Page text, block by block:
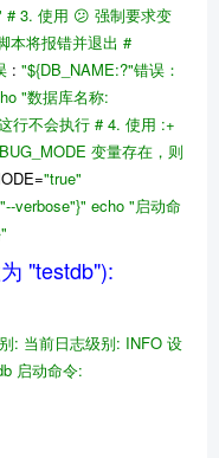
# 3. 使用 😕 强制要求变
本将报错并退出 #
: "${DB_NAME:?"错误：
"数据库名称:
行不会执行 # 4. 使用 :+
变量存在，则
"true"
verbose"}" echo "启动命
"
"testdb"):
: 当前日志级别: INFO 设
启动命令: